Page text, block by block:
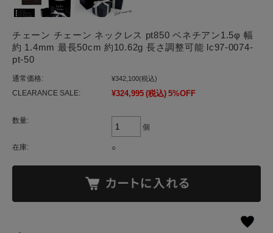
チェーン チェーン ネックレス pt850 ベネチアン1.5φ 幅
約 1.4mm 最長50cm 約10.62g 長さ調整可能 lc97-0074-
pt-50
通常価格: ¥342,100(税込)
CLEARANCE SALE: ¥324,995 (税込) 5%OFF
数量:
個
在庫: ○